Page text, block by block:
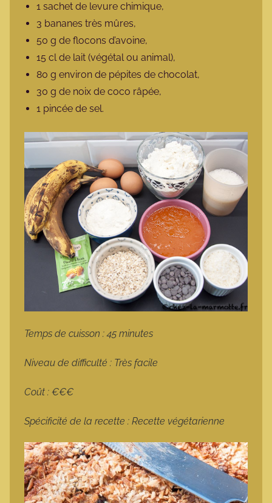
1 sachet de levure chimique,
3 bananes très mûres,
50 g de flocons d’avoine,
15 cl de lait (végétal ou animal),
80 g environ de pépites de chocolat,
30 g de noix de coco râpée,
1 pincée de sel.
Temps de cuisson : 45 minutes
Niveau de difficulté : Très facile
Coût : €€€
Spécificité de la recette : Recette végétarienne